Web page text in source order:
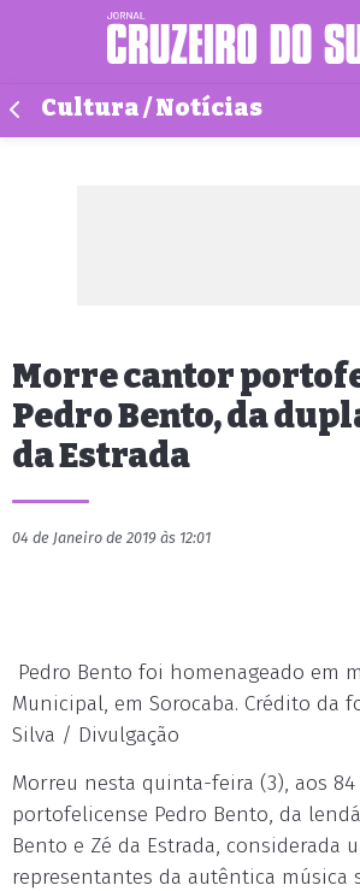
Cultura / Notícias
Morre cantor
Pedro Bento, da
da Estrada
04 de Janeiro de 2019 às 12:01
Pedro Bento foi homenageado em
Municipal, em Sorocaba. Crédito da
Silva / Divulgação
Morreu nesta quinta-feira (3), aos 84
portofelicense Pedro Bento, da
Bento e Zé da Estrada, considerada
representantes da autêntica música